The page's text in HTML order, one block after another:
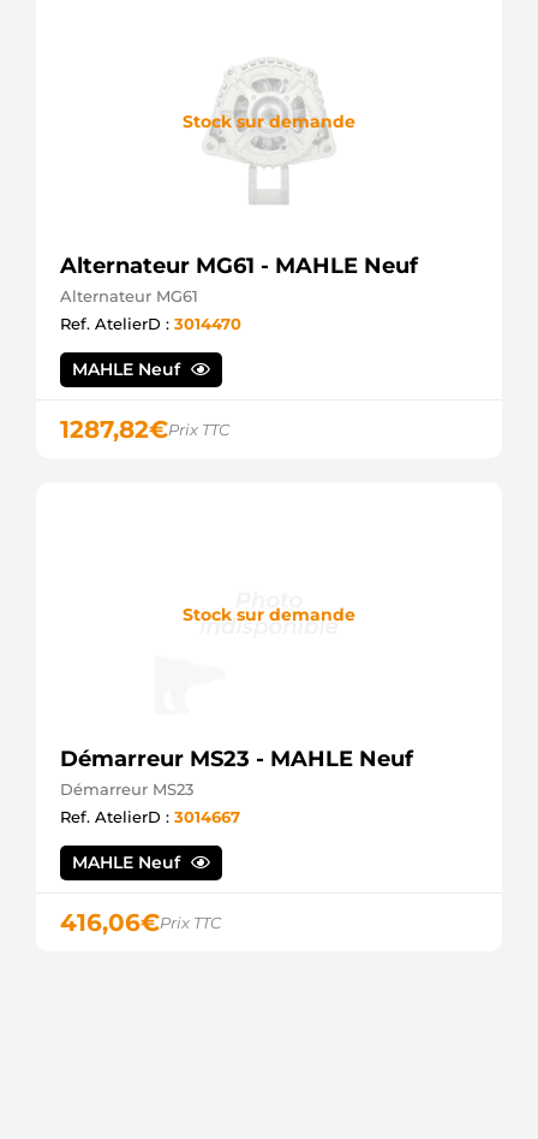
Stock sur demande
Alternateur MG61 - MAHLE Neuf
Alternateur MG61
Ref. AtelierD : 3014470
MAHLE Neuf
1287,82€Prix TTC
Stock sur demande
Démarreur MS23 - MAHLE Neuf
Démarreur MS23
Ref. AtelierD : 3014667
MAHLE Neuf
416,06€Prix TTC